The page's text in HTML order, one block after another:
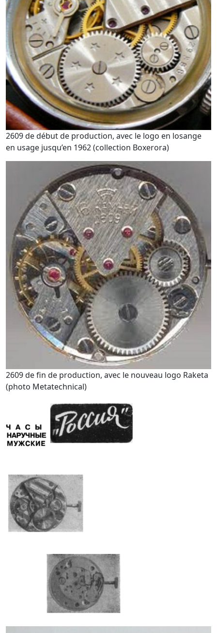
2609 de début de production, avec le logo en losange
en usage jusqu’en 1962 (collection Boxerora)
2609 de fin de production, avec le nouveau logo Raketa
(photo Metatechnical)